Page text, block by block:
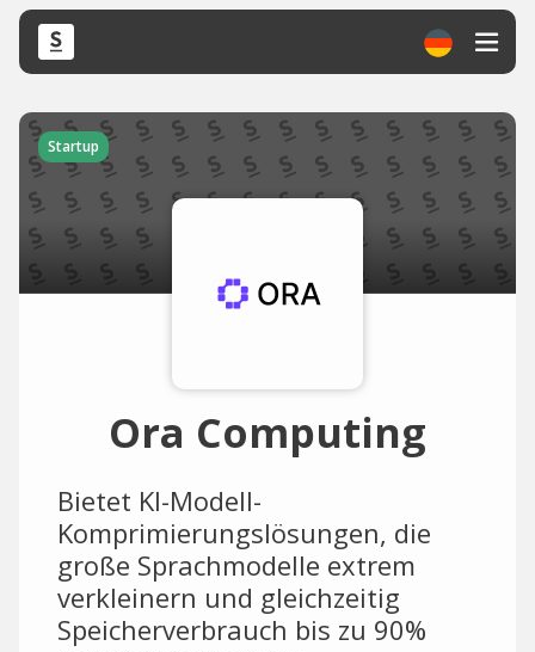
Startup
Ora Computing
Bietet KI-Modell-
Komprimierungslösungen, die
große Sprachmodelle extrem
verkleinern und gleichzeitig
Speicherverbrauch bis zu 90%